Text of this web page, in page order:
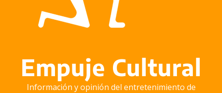
Empuje Cultural
Información y opinión del entretenimiento de